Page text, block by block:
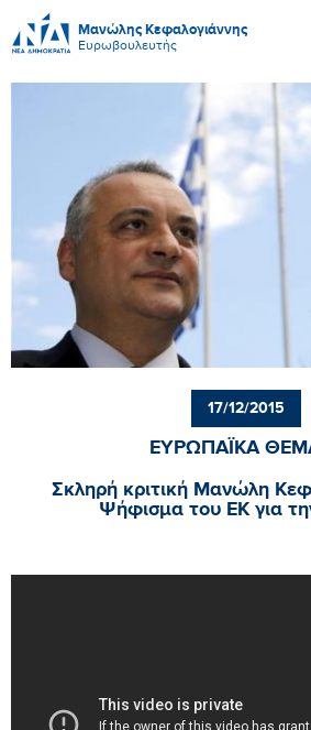
Μανώλης Κεφαλογιάννης
Ευρωβουλευτής
17/12/2015
ΕΥΡΩΠΑΪΚΑ
Σκληρή κριτική Μανώλη
Ψήφισμα του ΕΚ για